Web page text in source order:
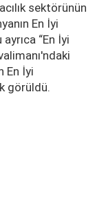
sektörünün
En İyi
“En İyi
En İyi
görüldü.